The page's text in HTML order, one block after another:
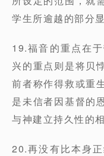
学生所逾越的部分
19.福音的重点在
兴的重点则是将贝
前者称作得救或重
是未信者因基督的
与神建立持久性的
20.再没有比本身